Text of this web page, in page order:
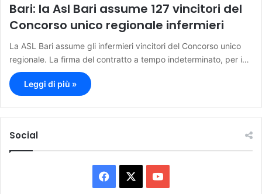
Bari: la Asl Bari assume 127 vincitori del
Concorso unico regionale infermieri
La ASL Bari assume gli infermieri vincitori del Concorso unico
regionale. La firma del contratto a tempo indeterminato, per i…
Leggi di più »
Social